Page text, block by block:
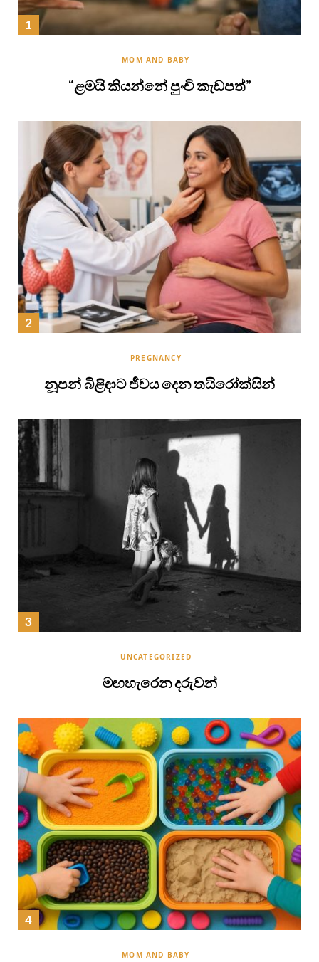
MOM AND BABY
“ළමයි කියන්නේ පුංචි කැඩපත්”
PREGNANCY
නූපන් බිළිඳාට ජීවය දෙන තයිරෝක්සින්
UNCATEGORIZED
මඟහැරෙන දරුවන්
MOM AND BABY